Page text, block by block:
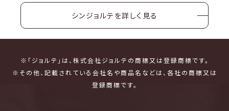
シンジョルテを詳しく見る
※「ジョルテ」は、株式会社ジョルテの商標又は登録商標です。
※その他、記載されている会社名や商品名などは、各社の商標又は
登録商標です。